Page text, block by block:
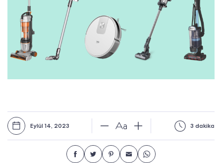
Eylül 14, 2023 3 dakika